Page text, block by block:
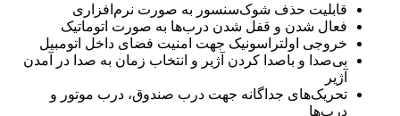
قابلیت حذف شوک‌سنسور به صورت نرم‌افزاری
فعال شدن و قفل شدن درب‌ها به صورت اتوماتیک
خروجی اولتراسونیک جهت امنیت فضای داخل اتومبیل
بی‌صدا و باصدا کردن آژیر و انتخاب زمان به صدا در آمدن
آژیر
تحریک‌های جداگانه جهت درب صندوق، درب موتور و
درب‌ها